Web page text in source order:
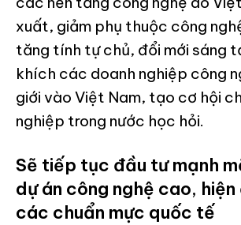
xuất, giảm phụ thuộc công
tăng tính tự chủ, đổi mới sáng
khích các doanh nghiệp công
giới vào Việt Nam, tạo cơ hội
nghiệp trong nước học hỏi.
Sẽ tiếp tục đầu tư mạnh
dự án công nghệ cao,
các chuẩn mực quốc tế